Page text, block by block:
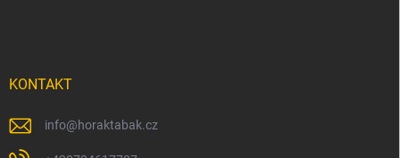
KONTAKT
info@horaktabak.cz